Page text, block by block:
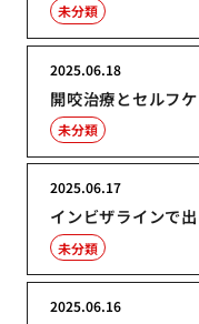
未分類
開咬治療とセルフ
2025.06.18
未分類
インビザラインで
2025.06.17
未分類
2025.06.16